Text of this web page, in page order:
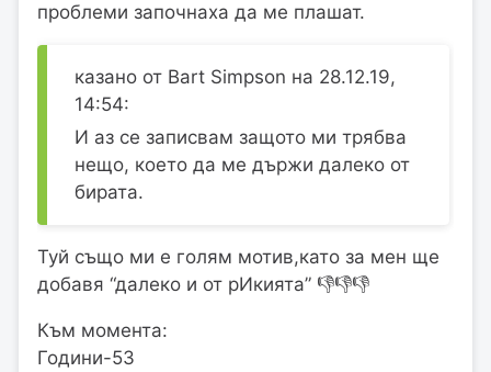
проблеми започнаха да ме плашат.
казано от Bart Simpson на 28.12.19,
14:54:
И аз се записвам защото ми трябва
нещо, което да ме държи далеко от
бирата.
Туй също ми е голям мотив,като за мен ще
добавя “далеко и от рИкията” 👎👎👎
Към момента:
Години-53